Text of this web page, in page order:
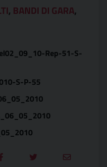
, BANDI DI GARA,
Rep-51-S-
S-P-55